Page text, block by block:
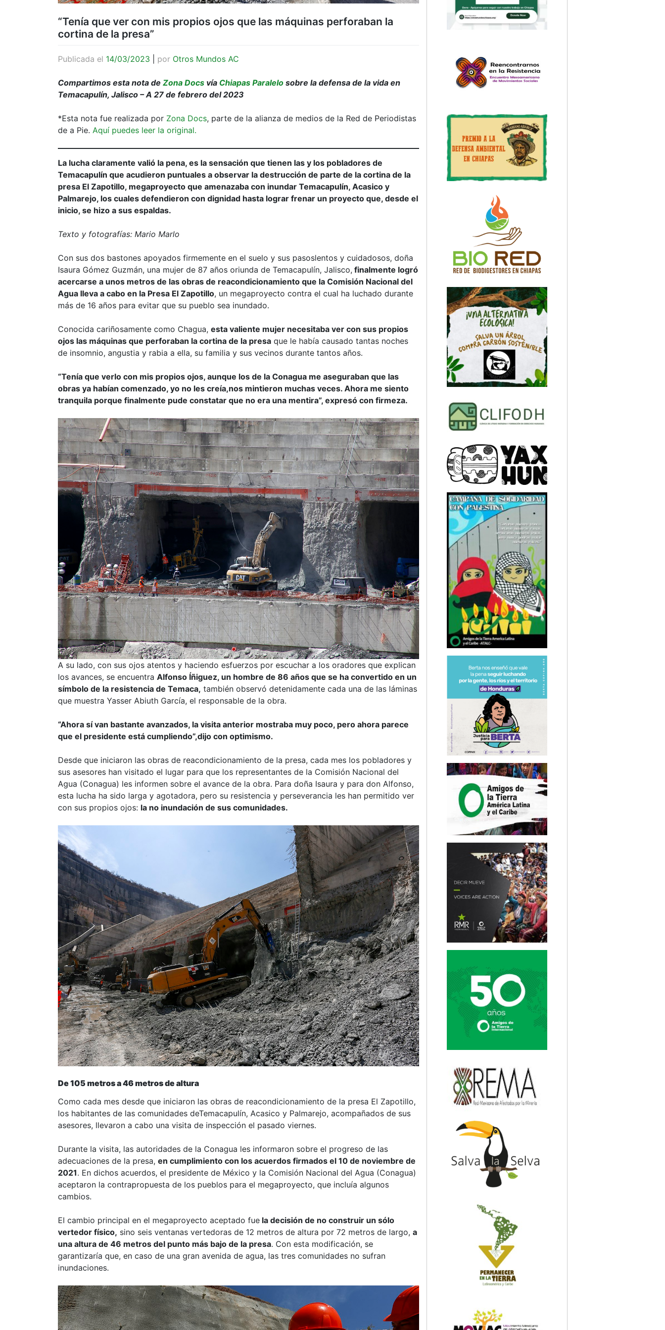
“Tenía que ver con mis propios ojos que las máquinas perforaban la
cortina de la presa”
Publicada el 14/03/2023 por Otros Mundos AC
Compartimos esta nota de Zona Docs vía Chiapas Paralelo sobre la defensa de la vida en
Temacapulín, Jalisco – A 27 de febrero del 2023
*Esta nota fue realizada por Zona Docs, parte de la alianza de medios de la Red de Periodistas
de a Pie. Aquí puedes leer la original.
La lucha claramente valió la pena, es la sensación que tienen las y los pobladores de
Temacapulín que acudieron puntuales a observar la destrucción de parte de la cortina de la
presa El Zapotillo, megaproyecto que amenazaba con inundar Temacapulín, Acasico y
Palmarejo, los cuales defendieron con dignidad hasta lograr frenar un proyecto que, desde el
inicio, se hizo a sus espaldas.
Texto y fotografías: Mario Marlo
Con sus dos bastones apoyados firmemente en el suelo y sus pasoslentos y cuidadosos, doña
Isaura Gómez Guzmán, una mujer de 87 años oriunda de Temacapulín, Jalisco, finalmente logró
acercarse a unos metros de las obras de reacondicionamiento que la Comisión Nacional del
Agua lleva a cabo en la Presa El Zapotillo, un megaproyecto contra el cual ha luchado durante
más de 16 años para evitar que su pueblo sea inundado.
Conocida cariñosamente como Chagua, esta valiente mujer necesitaba ver con sus propios
ojos las máquinas que perforaban la cortina de la presa que le había causado tantas noches
de insomnio, angustia y rabia a ella, su familia y sus vecinos durante tantos años.
“Tenía que verlo con mis propios ojos, aunque los de la Conagua me aseguraban que las
obras ya habían comenzado, yo no les creía,nos mintieron muchas veces. Ahora me siento
tranquila porque finalmente pude constatar que no era una mentira”, expresó con firmeza.
A su lado, con sus ojos atentos y haciendo esfuerzos por escuchar a los oradores que explican
los avances, se encuentra Alfonso Íñiguez, un hombre de 86 años que se ha convertido en un
símbolo de la resistencia de Temaca, también observó detenidamente cada una de las láminas
que muestra Yasser Abiuth García, el responsable de la obra.
“Ahora sí van bastante avanzados, la visita anterior mostraba muy poco, pero ahora parece
que el presidente está cumpliendo”,dijo con optimismo.
Desde que iniciaron las obras de reacondicionamiento de la presa, cada mes los pobladores y
sus asesores han visitado el lugar para que los representantes de la Comisión Nacional del
Agua (Conagua) les informen sobre el avance de la obra. Para doña Isaura y para don Alfonso,
esta lucha ha sido larga y agotadora, pero su resistencia y perseverancia les han permitido ver
con sus propios ojos: la no inundación de sus comunidades.
De 105 metros a 46 metros de altura
Como cada mes desde que iniciaron las obras de reacondicionamiento de la presa El Zapotillo,
los habitantes de las comunidades deTemacapulín, Acasico y Palmarejo, acompañados de sus
asesores, llevaron a cabo una visita de inspección el pasado viernes.
Durante la visita, las autoridades de la Conagua les informaron sobre el progreso de las
adecuaciones de la presa, en cumplimiento con los acuerdos firmados el 10 de noviembre de
2021. En dichos acuerdos, el presidente de México y la Comisión Nacional del Agua (Conagua)
aceptaron la contrapropuesta de los pueblos para el megaproyecto, que incluía algunos
cambios.
El cambio principal en el megaproyecto aceptado fue la decisión de no construir un sólo
vertedor físico, sino seis ventanas vertedoras de 12 metros de altura por 72 metros de largo, a
una altura de 46 metros del punto más bajo de la presa. Con esta modificación, se
garantizaría que, en caso de una gran avenida de agua, las tres comunidades no sufran
inundaciones.